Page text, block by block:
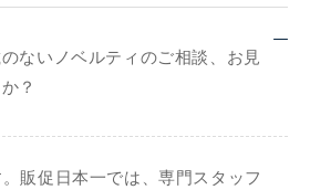
ないノベルティのご相談、お見
？
販促日本一では、専門スタッフ